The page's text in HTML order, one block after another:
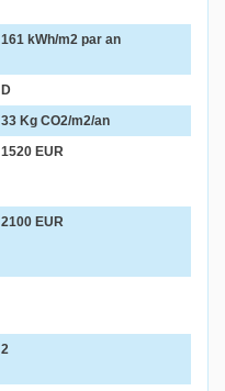
161 kWh/m2 par an
D
33 Kg CO2/m2/an
1520 EUR
2100 EUR
2